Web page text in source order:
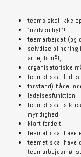
teams skal ikke
"nødvendigt"!
teamarbejdet (og
selvdisciplinering
arbejdsmål,
organisatoriske
teamet skal
forstand) både
ledelsesfunktion
teamet skal
myndighed
klart fordelt
teamet skal have
teamet skal have